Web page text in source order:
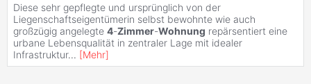
Diese sehr gepflegte und ursprünglich von der
Liegenschaftseigentümerin selbst bewohnte wie auch
großzügig angelegte 4-Zimmer-Wohnung repärsentiert eine
urbane Lebensqualität in zentraler Lage mit idealer
Infrastruktur... [Mehr]